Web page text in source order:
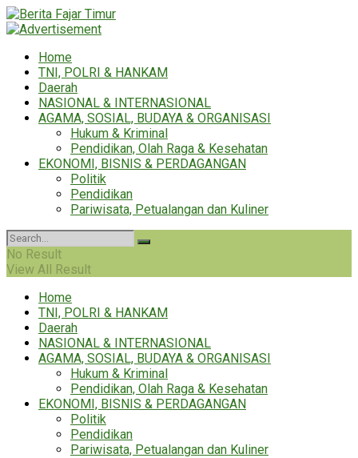
Home
TNI, POLRI & HANKAM
Daerah
NASIONAL & INTERNASIONAL
AGAMA, SOSIAL, BUDAYA & ORGANISASI
Hukum & Kriminal
Pendidikan, Olah Raga & Kesehatan
EKONOMI, BISNIS & PERDAGANGAN
Politik
Pendidikan
Pariwisata, Petualangan dan Kuliner
No Result
View All Result
Home
TNI, POLRI & HANKAM
Daerah
NASIONAL & INTERNASIONAL
AGAMA, SOSIAL, BUDAYA & ORGANISASI
Hukum & Kriminal
Pendidikan, Olah Raga & Kesehatan
EKONOMI, BISNIS & PERDAGANGAN
Politik
Pendidikan
Pariwisata, Petualangan dan Kuliner